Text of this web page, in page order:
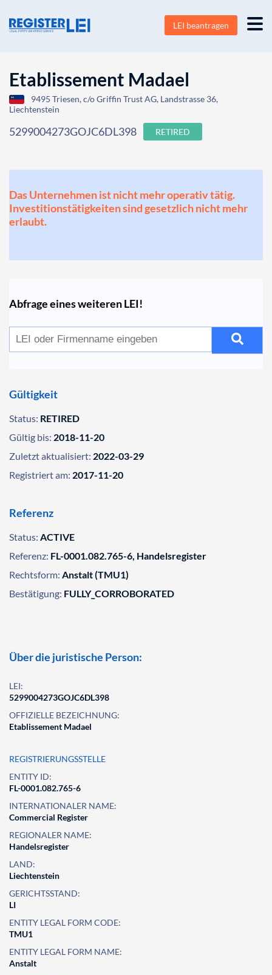
LEI beantragen
Etablissement Madael
9495 Triesen, c/o Griffin Trust AG, Landstrasse 36,
Liechtenstein
5299004273GOJC6DL398 RETIRED
Das Unternehmen ist nicht mehr operativ tätig.
Investitionstätigkeiten sind gesetzlich nicht mehr
erlaubt.
Abfrage eines weiteren LEI!
Gültigkeit
Status: RETIRED
Gültig bis: 2018-11-20
Zuletzt aktualisiert: 2022-03-29
Registriert am: 2017-11-20
Referenz
Status: ACTIVE
Referenz: FL-0001.082.765-6, Handelsregister
Rechtsform: Anstalt (TMU1)
Bestätigung: FULLY_CORROBORATED
Über die juristische Person:
LEI:
5299004273GOJC6DL398
OFFIZIELLE BEZEICHNUNG:
Etablissement Madael
REGISTRIERUNGSSTELLE
ENTITY ID:
FL-0001.082.765-6
INTERNATIONALER NAME:
Commercial Register
REGIONALER NAME:
Handelsregister
LAND:
Liechtenstein
GERICHTSSTAND:
LI
ENTITY LEGAL FORM CODE:
TMU1
ENTITY LEGAL FORM NAME:
Anstalt